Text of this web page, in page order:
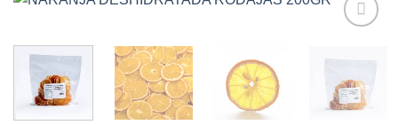
lista de
deseos